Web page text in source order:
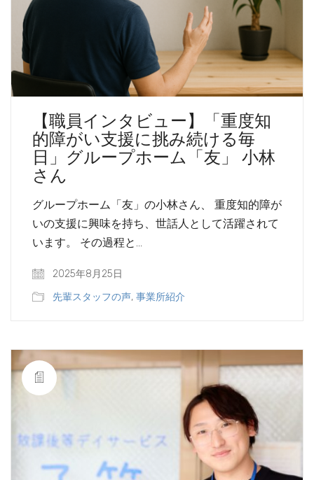
【職員インタビュー】「重度知
的障がい支援に挑み続ける毎
日」グループホーム「友」 小林
さん
グループホーム「友」の小林さん、 重度知的障が
いの支援に興味を持ち、世話人として活躍されて
います。 その過程と…
2025年8月25日
先輩スタッフの声, 事業所紹介